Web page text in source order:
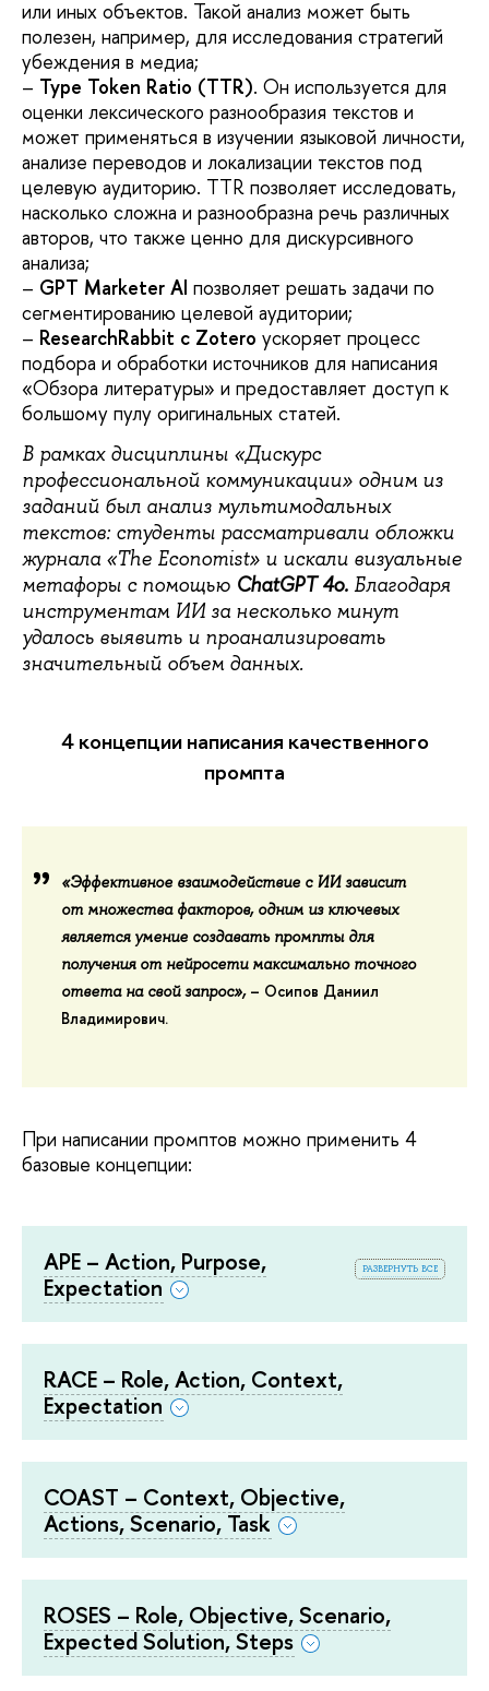
или иных объектов. Такой анализ может быть
полезен, например, для исследования стратегий
убеждения в медиа;
– Type Token Ratio (TTR). Он используется для
оценки лексического разнообразия текстов и
может применяться в изучении языковой личности,
анализе переводов и локализации текстов под
целевую аудиторию. TTR позволяет исследовать,
насколько сложна и разнообразна речь различных
авторов, что также ценно для дискурсивного
анализа;
– GPT Marketer AI позволяет решать задачи по
сегментированию целевой аудитории;
– ResearchRabbit с Zotero ускоряет процесс
подбора и обработки источников для написания
«Обзора литературы» и предоставляет доступ к
большому пулу оригинальных статей.
В рамках дисциплины «Дискурс
профессиональной коммуникации» одним из
заданий был анализ мультимодальных
текстов: студенты рассматривали обложки
журнала «The Economist» и искали визуальные
метафоры с помощью ChatGPT 4o. Благодаря
инструментам ИИ за несколько минут
удалось выявить и проанализировать
значительный объем данных.
4 концепции написания качественного
промпта
«Эффективное взаимодействие с ИИ зависит
от множества факторов, одним из ключевых
является умение создавать промпты для
получения от нейросети максимально точного
ответа на свой запрос», – Осипов Даниил
Владимирович.
При написании промптов можно применить 4
базовые концепции:
развернуть все
APE – Action, Purpose,
Expectation
RACE – Role, Action, Context,
Expectation
COAST – Context, Objective,
Actions, Scenario, Task
ROSES – Role, Objective, Scenario,
Expected Solution, Steps